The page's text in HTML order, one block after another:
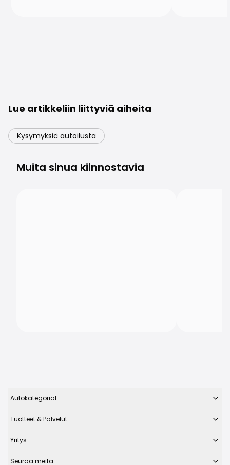
Lue artikkeliin liittyviä aiheita
Kysymyksiä autoilusta
Muita sinua kiinnostavia
Autokategoriat
Tuotteet & Palvelut
Yritys
Seuraa meitä